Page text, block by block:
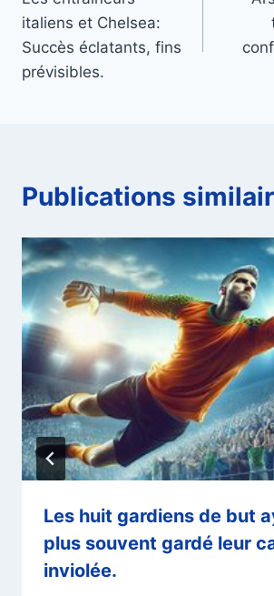
de
l’article
italiens et Chelsea:
Succès éclatants, fins
prévisibles.
Publications
Les huit gardiens de but
plus souvent gardé leur
inviolée.